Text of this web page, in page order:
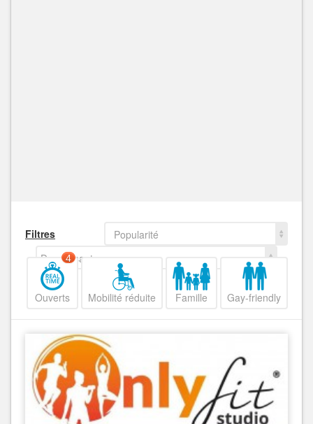
Filtres
Popularité
Decroissant
Ouverts
4
Mobilité réduite Famille Gay-friendly